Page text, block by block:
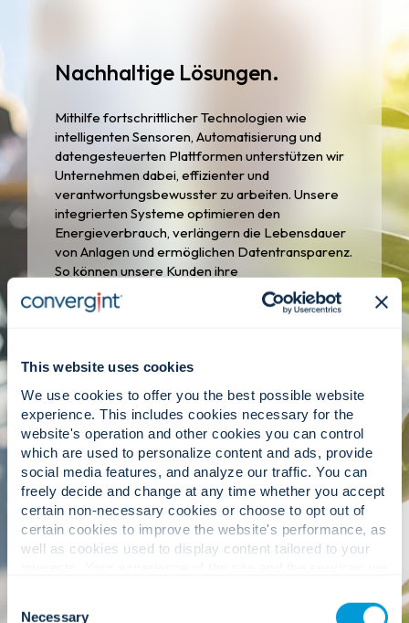
This website uses cookies
We use cookies to offer you the best possible website
experience. This includes cookies necessary for the
website's operation and other cookies you can control
which are used to personalize content and ads, provide
social media features, and analyze our traffic. You can
freely decide and change at any time whether you accept
certain non-necessary cookies or choose to opt out of
certain cookies to improve the website's performance, as
well as cookies used to display content tailored to your
cookies. Click "Show details" below for more information
Necessary
Nachhaltige Lösungen.
Mithilfe fortschrittlicher Technologien wie
intelligenten Sensoren, Automatisierung und
datengesteuerten Plattformen unterstützen wir
Unternehmen dabei, effizienter und
verantwortungsbewusster zu arbeiten. Unsere
integrierten Systeme optimieren den
Energieverbrauch, verlängern die Lebensdauer
von Anlagen und ermöglichen Datentransparenz.
So können unsere Kunden ihre
Nachhaltigkeitsziele erreichen, ohne
Kompromisse bei Sicherheit oder Leistung
Verantwortungsvolles
Wachstum.
Nachhaltigkeit beginnt im Inneren, und bei
gesellschaftliches Engagement als wesentliche